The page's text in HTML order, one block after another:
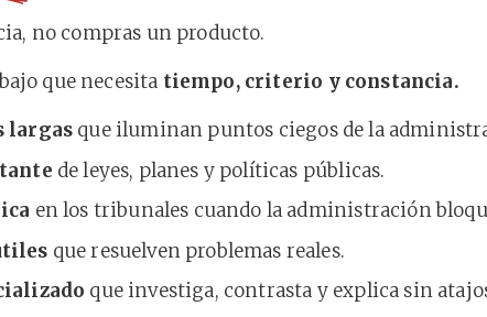
no compras un producto.
que necesita tiempo, criterio y constancia.
largas que iluminan puntos ciegos de la
de leyes, planes y políticas públicas.
en los tribunales cuando la administración
que resuelven problemas reales.
que investiga, contrasta y explica sin